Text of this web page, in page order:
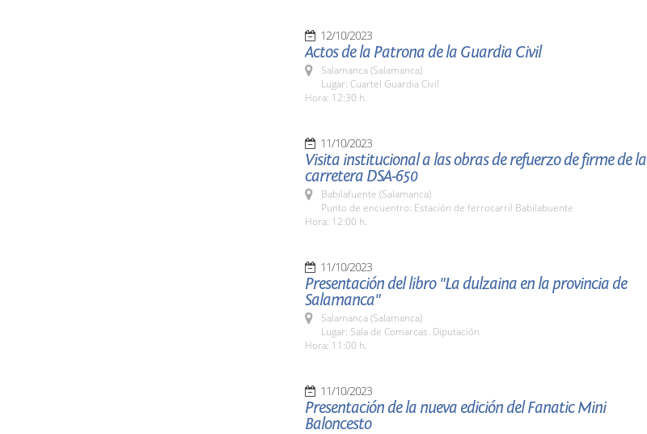
12/10/2023
Actos de la Patrona de la Guardia Civil
Salamanca (Salamanca)
Lugar: Cuartel Guardia Civil
Hora: 12:30 h.
11/10/2023
Visita institucional a las obras de refuerzo de firme de la
carretera DSA-650
Babilafuente (Salamanca)
Punto de encuentro: Estación de ferrocarril Babilabuente
Hora: 12:00 h.
11/10/2023
Presentación del libro "La dulzaina en la provincia de
Salamanca"
Salamanca (Salamanca)
Lugar: Sala de Comarcas. Diputación
Hora: 11:00 h.
11/10/2023
Presentación de la nueva edición del Fanatic Mini
Baloncesto